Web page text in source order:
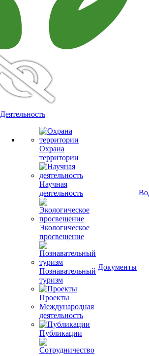
Деятельность
Охрана
территории
Научная
деятельность
Экологическое
просвещение
Познавательный
туризм
Проекты
Международная
деятельность
Публикации
Документы